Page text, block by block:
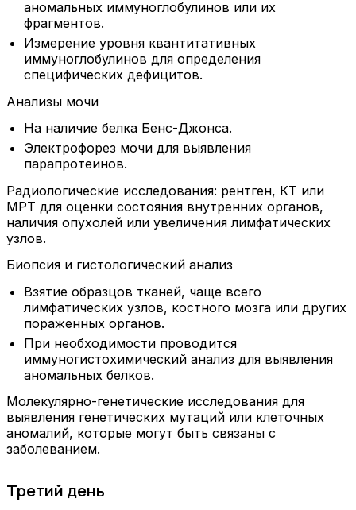
аномальных иммуноглобулинов или их
фрагментов.
Измерение уровня квантитативных
иммуноглобулинов для определения
специфических дефицитов.
Анализы мочи
На наличие белка Бенс-Джонса.
Электрофорез мочи для выявления
парапротеинов.
Радиологические исследования: рентген, КТ или
МРТ для оценки состояния внутренних органов,
наличия опухолей или увеличения лимфатических
узлов.
Биопсия и гистологический анализ
Взятие образцов тканей, чаще всего
лимфатических узлов, костного мозга или других
пораженных органов.
При необходимости проводится
иммуногистохимический анализ для выявления
аномальных белков.
Молекулярно-генетические исследования для
выявления генетических мутаций или клеточных
аномалий, которые могут быть связаны с
заболеванием.
Третий день